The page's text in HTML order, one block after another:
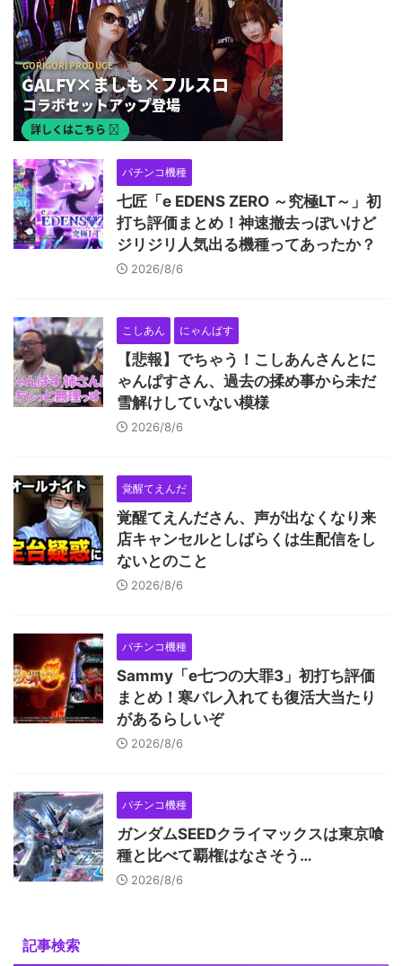
パチンコ機種
七匠「e EDENS ZERO ～究極LT～」初
打ち評価まとめ！神速撤去っぽいけど
ジリジリ人気出る機種ってあったか？
2026/8/6
こしあん にゃんぱす
【悲報】でちゃう！こしあんさんとに
ゃんぱすさん、過去の揉め事から未だ
雪解けしていない模様
2026/8/6
覚醒てえんだ
覚醒てえんださん、声が出なくなり来
店キャンセルとしばらくは生配信をし
ないとのこと
2026/8/6
パチンコ機種
Sammy「e七つの大罪3」初打ち評価
まとめ！寒バレ入れても復活大当たり
があるらしいぞ
2026/8/6
パチンコ機種
ガンダムSEEDクライマックスは東京喰
種と比べて覇権はなさそう…
2026/8/6
記事検索